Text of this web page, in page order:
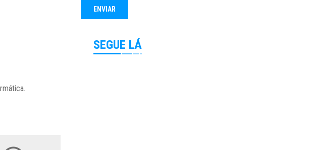
SEGUE LÁ